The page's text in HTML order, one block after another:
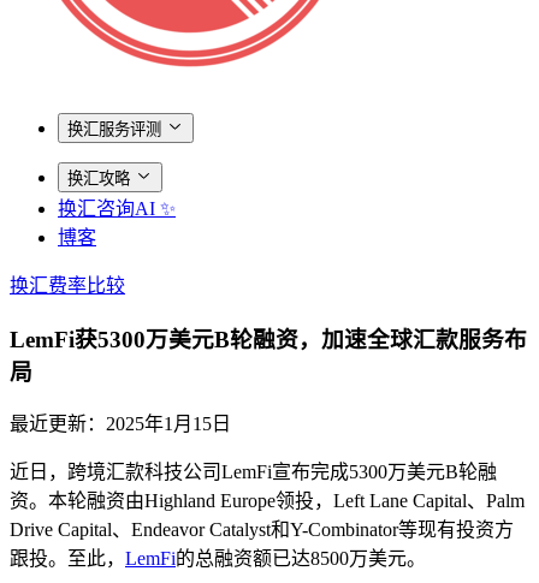
换汇服务评测
换汇攻略
换汇咨询AI ✨
博客
换汇费率比较
LemFi获5300万美元B轮融资，加速全球汇款服务布
局
最近更新： 2025年1月15日
近日，跨境汇款科技公司LemFi宣布完成5300万美元B轮融
资。本轮融资由Highland Europe领投，Left Lane Capital、Palm
Drive Capital、Endeavor Catalyst和Y-Combinator等现有投资方
跟投。至此， LemFi的总融资额已达8500万美元。